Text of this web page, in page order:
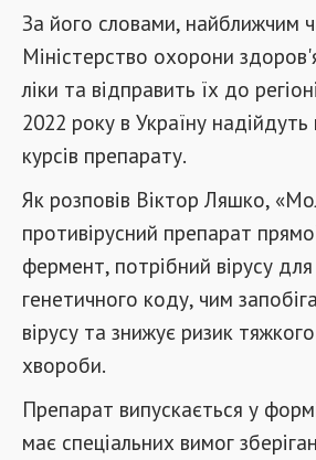
За його словами, найближчим
Міністерство охорони
ліки та відправить їх до
2022 року в Україну
курсів препарату.
Як розповів Віктор Ляшко,
противірусний препарат
фермент, потрібний вірусу
генетичного коду, чим
вірусу та знижує ризик
хвороби.
Препарат випускається у
має спеціальних вимог